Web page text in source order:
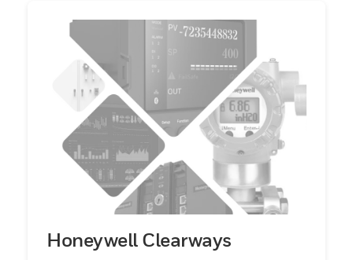
Honeywell Clearways